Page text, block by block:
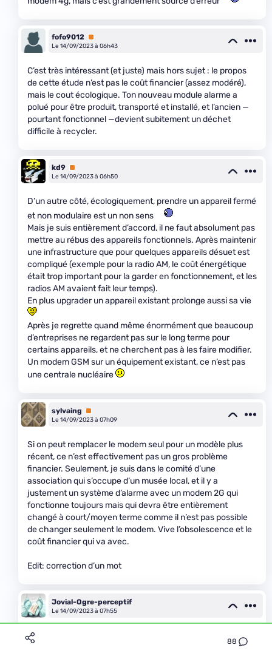
88
fofo9012 Premium
Le 14/09/2023 à 06h43
C’est très intéressant (et juste) mais hors sujet : le propos
de cette étude n’est pas le coût financier (assez modéré),
mais le cout écologique. Ton nouveau module alarme a
polué pour être produit, transporté et installé, et l’ancien —
pourtant fonctionnel —devient subitement un déchet
difficile à recycler.
kd9 Premium
Le 14/09/2023 à 06h50
D’un autre côté, écologiquement, prendre un appareil fermé
et non modulaire est un non sens
Mais je suis entièrement d’accord, il ne faut absolument pas
mettre au rébus des appareils fonctionnels. Après maintenir
une infrastructure que pour quelques appareils désuet est
compliqué (exemple pour la radio AM, le coût énergétique
était trop important pour la garder en fonctionnement, et les
radios AM avaient fait leur temps).
En plus upgrader un appareil existant prolonge aussi sa vie
Après je regrette quand même énormément que beaucoup
d’entreprises ne regardent pas sur le long terme pour
certains appareils, et ne cherchent pas à les faire modifier.
Un modem GSM sur un équipement existant, ce n’est pas
une centrale nucléaire
sylvaing
Premium
Le 14/09/2023 à 07h09
Si on peut remplacer le modem seul pour un modèle plus
récent, ce n’est effectivement pas un gros problème
financier. Seulement, je suis dans le comité d’une
association qui s’occupe d’un musée local, et il y a
justement un système d’alarme avec un modem 2G qui
fonctionne toujours mais qui devra être entièrement
changé à court/moyen terme comme il n’est pas possible
de changer seulement le modem. Vive l’obsolescence et le
coût financier qui va avec.
Edit: correction d’un mot
Jovial-Ogre-perceptif
Le 14/09/2023 à 07h55
La durée d’amortissement comptable d’un matériel